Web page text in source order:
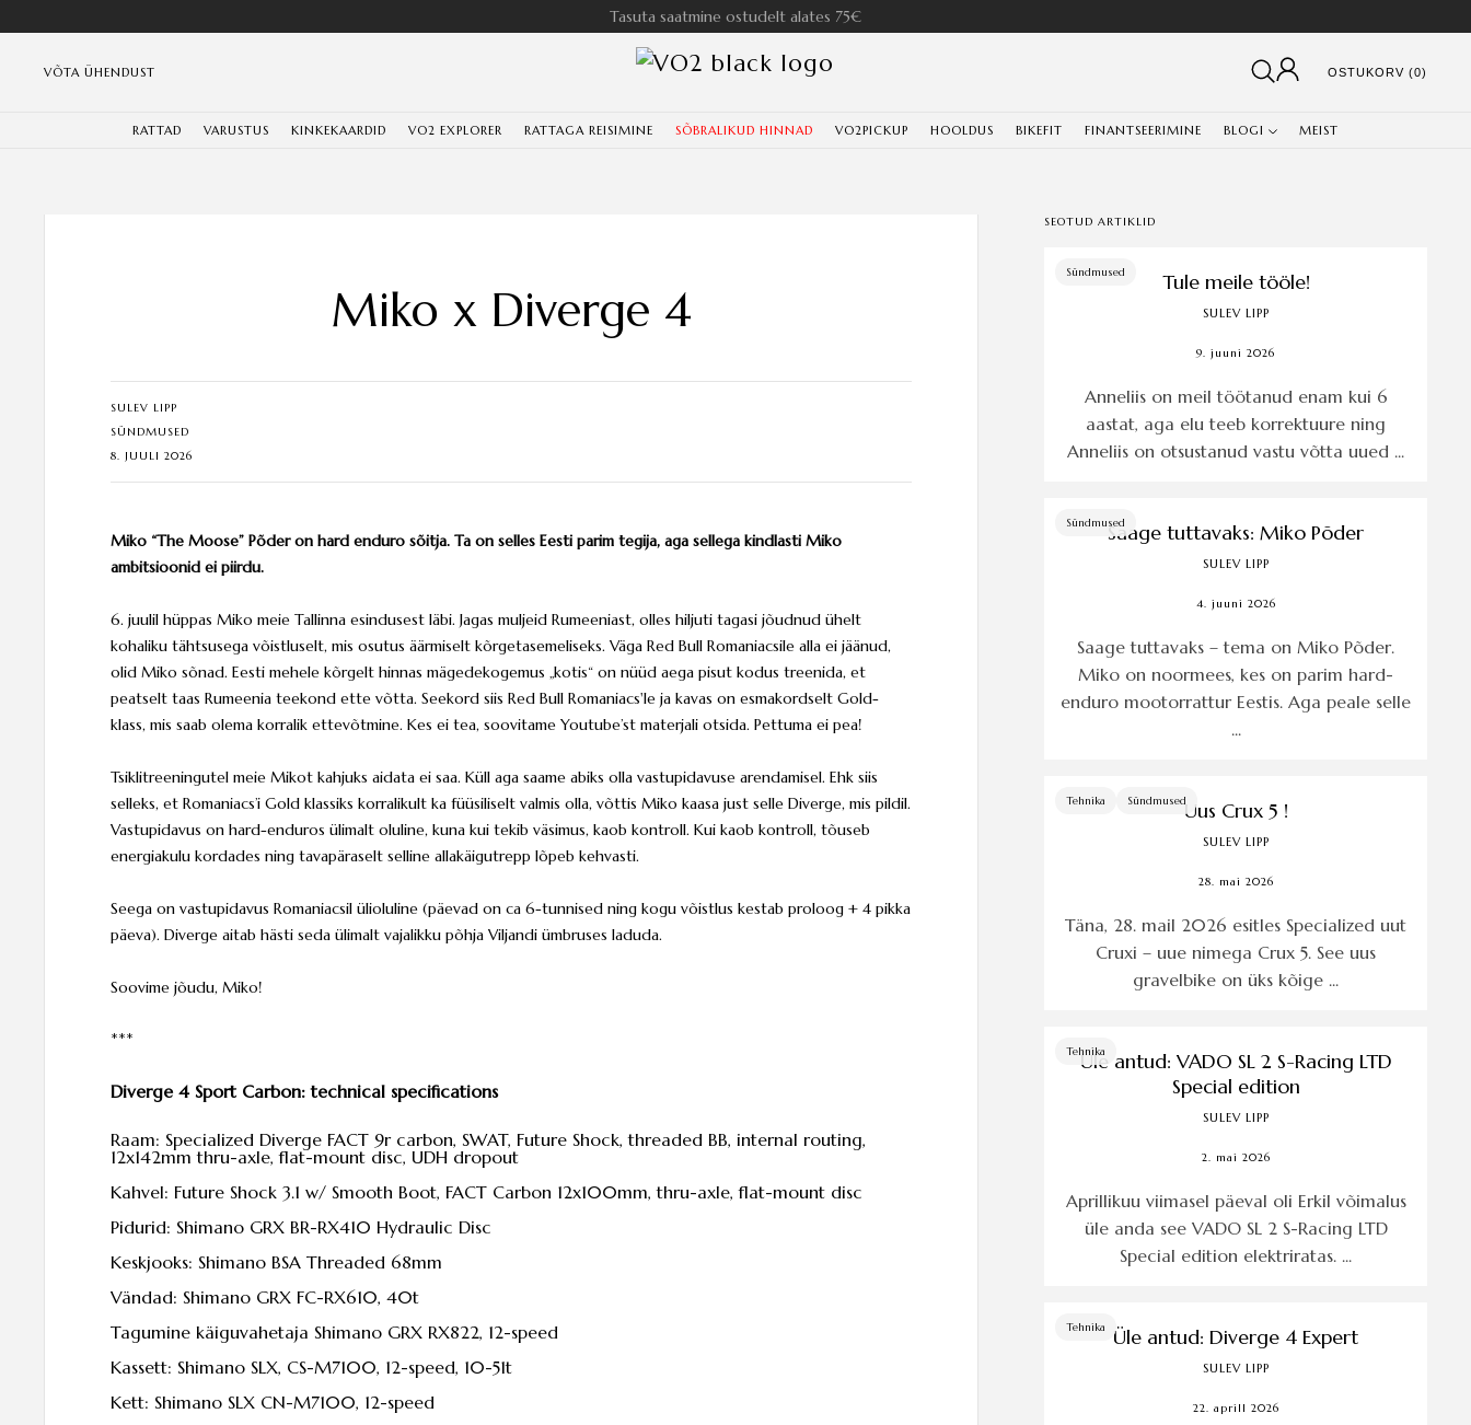
Tasuta saatmine ostudelt alates 75€
VÕTA ÜHENDUST OSTUKORV (0)
RATTAD VARUSTUS KINKEKAARDID VO2 EXPLORER RATTAGA REISIMINE SÕBRALIKUD HINNAD VO2PICKUP HOOLDUS BIKEFIT FINANTSEERIMINE BLOGI MEIST
Miko x Diverge 4
SULEV LIPP
SÜNDMUSED
8. JUULI 2026
Miko “The Moose” Põder on hard enduro sõitja. Ta on selles Eesti parim tegija, aga sellega kindlasti Miko
ambitsioonid ei piirdu.
6. juulil hüppas Miko meie Tallinna esindusest läbi. Jagas muljeid Rumeeniast, olles hiljuti tagasi jõudnud ühelt
kohaliku tähtsusega võistluselt, mis osutus äärmiselt kõrgetasemeliseks. Väga Red Bull Romaniacsile alla ei jäänud,
olid Miko sõnad. Eesti mehele kõrgelt hinnas mägedekogemus „kotis“ on nüüd aega pisut kodus treenida, et
peatselt taas Rumeenia teekond ette võtta. Seekord siis Red Bull Romaniacs'le ja kavas on esmakordselt Gold-
klass, mis saab olema korralik ettevõtmine. Kes ei tea, soovitame Youtube’st materjali otsida. Pettuma ei pea!
Tsiklitreeningutel meie Mikot kahjuks aidata ei saa. Küll aga saame abiks olla vastupidavuse arendamisel. Ehk siis
selleks, et Romaniacs’i Gold klassiks korralikult ka füüsiliselt valmis olla, võttis Miko kaasa just selle Diverge, mis pildil.
Vastupidavus on hard-enduros ülimalt oluline, kuna kui tekib väsimus, kaob kontroll. Kui kaob kontroll, tõuseb
energiakulu kordades ning tavapäraselt selline allakäigutrepp lõpeb kehvasti.
Seega on vastupidavus Romaniacsil ülioluline (päevad on ca 6-tunnised ning kogu võistlus kestab proloog + 4 pikka
päeva). Diverge aitab hästi seda ülimalt vajalikku põhja Viljandi ümbruses laduda.
Soovime jõudu, Miko!
***
Diverge 4 Sport Carbon: technical specifications
Raam: Specialized Diverge FACT 9r carbon, SWAT, Future Shock, threaded BB, internal routing,
12x142mm thru-axle, flat-mount disc, UDH dropout
Kahvel: Future Shock 3.1 w/ Smooth Boot, FACT Carbon 12x100mm, thru-axle, flat-mount disc
Pidurid: Shimano GRX BR-RX410 Hydraulic Disc
Keskjooks: Shimano BSA Threaded 68mm
Vändad: Shimano GRX FC-RX610, 40t
Tagumine käiguvahetaja Shimano GRX RX822, 12-speed
Kassett: Shimano SLX, CS-M7100, 12-speed, 10-51t
Kett: Shimano SLX CN-M7100, 12-speed
SEOTUD ARTIKLID
Sündmused Tule meile tööle!
SULEV LIPP
9. juuni 2026
Anneliis on meil töötanud enam kui 6
aastat, aga elu teeb korrektuure ning
Anneliis on otsustanud vastu võtta uued ...
SündmusedSaage tuttavaks: Miko Põder
SULEV LIPP
4. juuni 2026
Saage tuttavaks – tema on Miko Põder.
Miko on noormees, kes on parim hard-
enduro mootorrattur Eestis. Aga peale selle
...
Tehnika SündmusedUus Crux 5 !
SULEV LIPP
28. mai 2026
Täna, 28. mail 2026 esitles Specialized uut
Cruxi – uue nimega Crux 5. See uus
gravelbike on üks kõige ...
Tehnika
Üle antud: VADO SL 2 S-Racing LTD
Special edition
SULEV LIPP
2. mai 2026
Aprillikuu viimasel päeval oli Erkil võimalus
üle anda see VADO SL 2 S-Racing LTD
Special edition elektriratas. ...
Tehnika Üle antud: Diverge 4 Expert
SULEV LIPP
22. aprill 2026